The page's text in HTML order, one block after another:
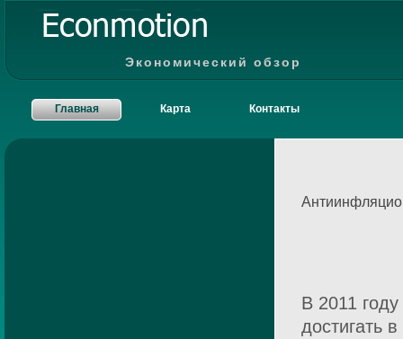
Экономический обзор
Главная Карта Контакты
В 2011
достигать